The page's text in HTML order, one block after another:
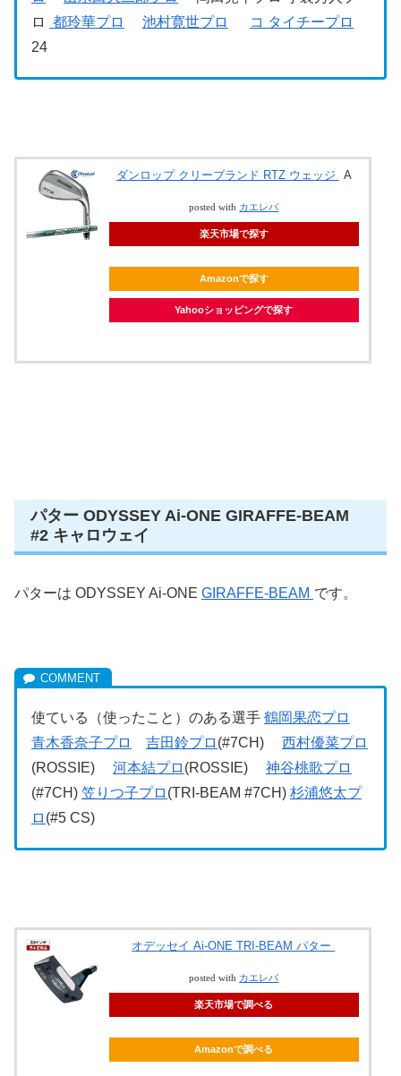
ロ
都玲華プロ 池村寛世プロ
コ タイチープロ
24
ダンロップ クリーブランド RTZ ウェッジ A
posted with カエレバ
楽天市場で探す
Amazonで探す
Yahooショッピングで探す
パター ODYSSEY Ai-ONE GIRAFFE-BEAM
#2 キャロウェイ
パターは ODYSSEY Ai-ONE GIRAFFE-BEAM です。
使ている（使ったこと）のある選手 鶴岡果恋プロ
青木香奈子プロ
吉田鈴プロ (#7CH) 西村優菜プロ
(ROSSIE) 河本結プロ (ROSSIE) 神谷桃歌プロ
(#7CH) 笠りつ子プロ (TRI-BEAM #7CH) 杉浦悠太プ
ロ (#5 CS)
オデッセイ Ai-ONE TRI-BEAM パター
posted with カエレバ
楽天市場で調べる
Amazonで調べる